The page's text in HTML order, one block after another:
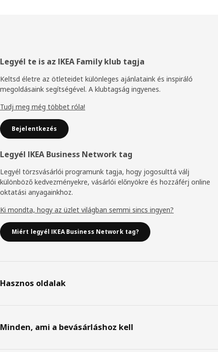
Élőláb
Legyél te is az IKEA Family klub tagja
Keltsd életre az ötleteidet különleges ajánlataink és inspiráló
megoldásaink segítségével. A klubtagság ingyenes.
Tudj meg még többet róla!
Bejelentkezés
Legyél IKEA Business Network tag
Legyél törzsvásárlói programunk tagja, hogy jogosulttá válj
különböző kedvezményekre, vásárlói előnyökre és hozzáférj online
oktatási anyagainkhoz.
Ki mondta, hogy az üzlet világban semmi sincs ingyen?
Miért legyél IKEA Business Network tag?
Hasznos oldalak
Minden, ami a bevásárláshoz kell